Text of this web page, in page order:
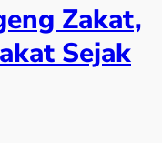
Zakat,
Sejak